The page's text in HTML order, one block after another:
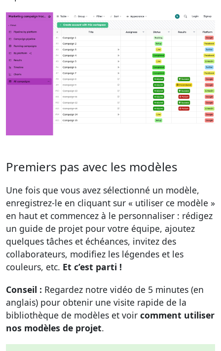
Premiers pas avec les modèles
Une fois que vous avez sélectionné un modèle,
enregistrez-le en cliquant sur « utiliser ce modèle »
en haut et commencez à le personnaliser : rédigez
un guide de projet pour votre équipe, ajoutez
quelques tâches et échéances, invitez des
collaborateurs, modifiez les légendes et les
couleurs, etc. Et c’est parti !
Conseil : Regardez notre vidéo de 5 minutes (en
anglais) pour obtenir une visite rapide de la
bibliothèque de modèles et voir comment utiliser
nos modèles de projet.